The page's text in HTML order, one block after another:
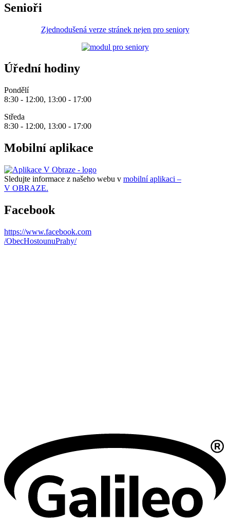
Senioři
Zjednodušená verze stránek nejen pro seniory
Úřední hodiny
Pondělí
8:30 - 12:00, 13:00 - 17:00
Středa
8:30 - 12:00, 13:00 - 17:00
Mobilní aplikace
Sledujte informace z našeho webu v mobilní aplikaci –
V OBRAZE.
Facebook
https://www.facebook.com
/ObecHostounuPrahy/